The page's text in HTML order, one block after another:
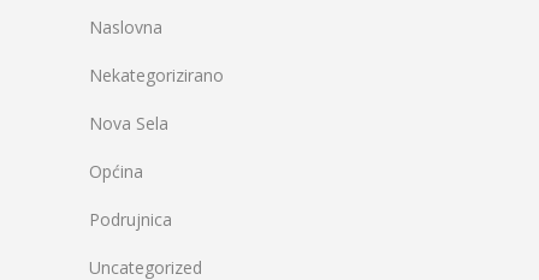
Naslovna
Nekategorizirano
Nova Sela
Općina
Podrujnica
Uncategorized